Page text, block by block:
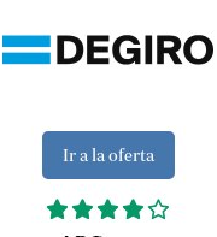
Ir a la oferta